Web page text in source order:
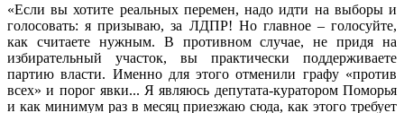
«Если вы хотите реальных перемен, надо идти на выборы и
голосовать: я призываю, за ЛДПР! Но главное – голосуйте,
как считаете нужным. В противном случае, не придя на
избирательный участок, вы практически поддерживаете
партию власти. Именно для этого отменили графу «против
всех» и порог явки... Я являюсь депутата-куратором Поморья
и как минимум раз в месяц приезжаю сюда, как этого требует